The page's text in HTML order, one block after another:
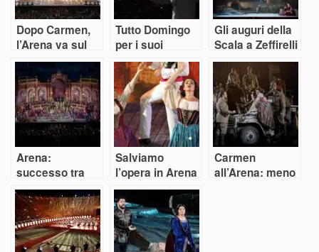
Dopo Carmen,
l’Arena va sul
classico con
Aida e Turandot
di Zeffirelli
Tutto Domingo
per i suoi
cinquant’anni in
Arena
Gli auguri della
Scala a Zeffirelli
con la sua Aida
Arena:
successo tra
sfarzo e
minimalismo
pensando a
Zeffirelli
Salviamo
l’opera in Arena
e ridiamola al
mondo
Carmen
all’Arena: meno